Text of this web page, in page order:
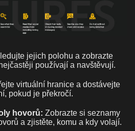
jejich polohu a zobrazte
používají a navštěvují.
virtuální hranice a dostávejte
pokud je překročí.
hovorů: Zobrazte si seznamy
a zjistěte, komu a kdy volají.